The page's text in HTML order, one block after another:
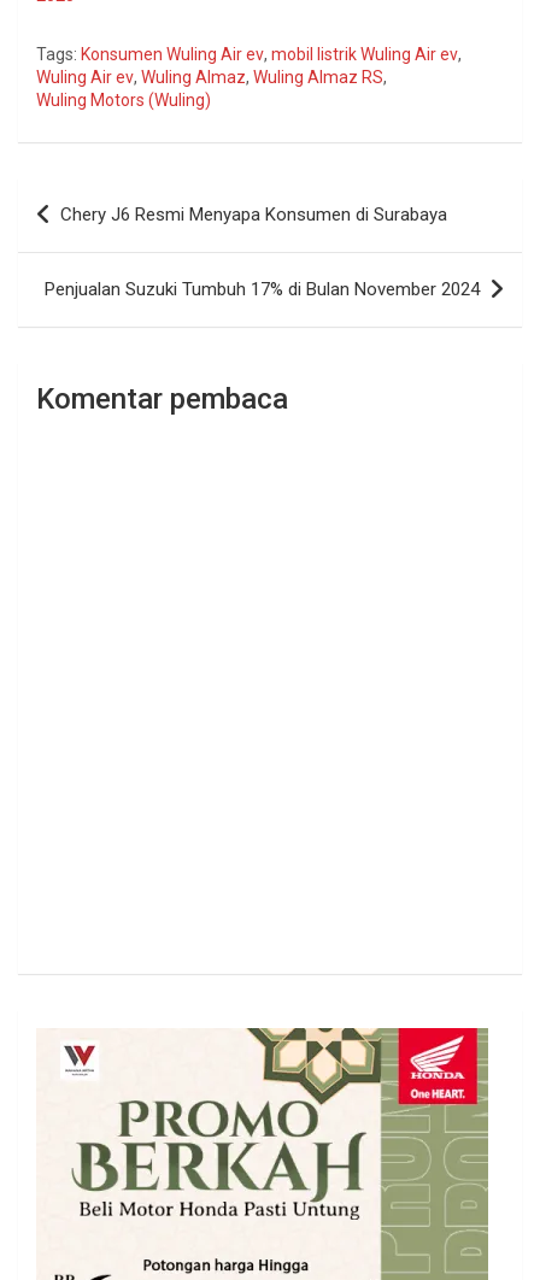
Tags: Konsumen Wuling Air ev, mobil listrik Wuling Air ev,
Wuling Air ev, Wuling Almaz, Wuling Almaz RS,
Wuling Motors (Wuling)
Navigasi
pos
Chery J6 Resmi Menyapa Konsumen di Surabaya
Penjualan Suzuki Tumbuh 17% di Bulan November 2024
Komentar pembaca